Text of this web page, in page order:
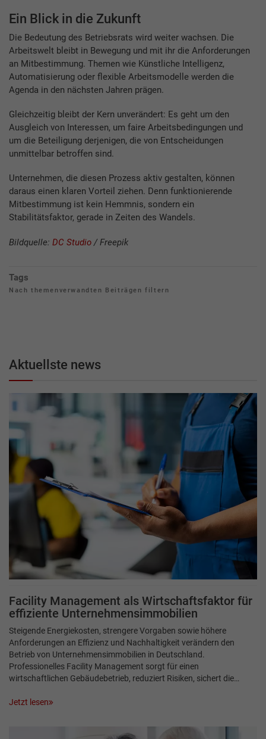
Ein Blick in die Zukunft
Die Bedeutung des Betriebsrats wird weiter wachsen. Die
Arbeitswelt bleibt in Bewegung und mit ihr die Anforderungen
an Mitbestimmung. Themen wie Künstliche Intelligenz,
Automatisierung oder flexible Arbeitsmodelle werden die
Agenda in den nächsten Jahren prägen.
Gleichzeitig bleibt der Kern unverändert: Es geht um den
Ausgleich von Interessen, um faire Arbeitsbedingungen und
um die Beteiligung derjenigen, die von Entscheidungen
unmittelbar betroffen sind.
Unternehmen, die diesen Prozess aktiv gestalten, können
daraus einen klaren Vorteil ziehen. Denn funktionierende
Mitbestimmung ist kein Hemmnis, sondern ein
Stabilitätsfaktor, gerade in Zeiten des Wandels.
Bildquelle: DC Studio / Freepik
Tags
Nach themenverwandten Beiträgen filtern
Aktuellste news
Facility Management als Wirtschaftsfaktor für
effiziente Unternehmensimmobilien
Steigende Energiekosten, strengere Vorgaben sowie höhere
Anforderungen an Effizienz und Nachhaltigkeit verändern den
Betrieb von Unternehmensimmobilien in Deutschland.
Professionelles Facility Management sorgt für einen
wirtschaftlichen Gebäudebetrieb, reduziert Risiken, sichert die…
Jetzt lesen